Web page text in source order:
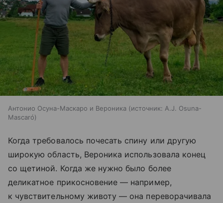
Антонио Осуна-Маскаро и Вероника источник: A.J. Osuna-
Mascaró
Когда требовалось почесать спину или другую
широкую область, Вероника использовала конец
со щетиной. Когда же нужно было более
деликатное прикосновение — например,
к чувствительному животу — она переворачивала